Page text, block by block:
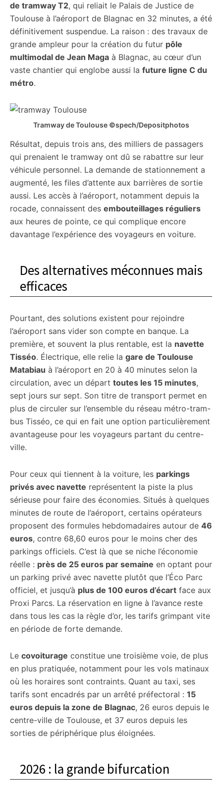
de tramway T2, qui reliait le Palais de Justice de
Toulouse à l’aéroport de Blagnac en 32 minutes, a été
définitivement suspendue. La raison : des travaux de
grande ampleur pour la création du futur pôle
multimodal de Jean Maga à Blagnac, au cœur d’un
vaste chantier qui englobe aussi la future ligne C du
métro.
Tramway de Toulouse ©spech/Depositphotos
Résultat, depuis trois ans, des milliers de passagers
qui prenaient le tramway ont dû se rabattre sur leur
véhicule personnel. La demande de stationnement a
augmenté, les files d’attente aux barrières de sortie
aussi. Les accès à l’aéroport, notamment depuis la
rocade, connaissent des embouteillages réguliers
aux heures de pointe, ce qui complique encore
davantage l’expérience des voyageurs en voiture.
Des alternatives méconnues mais
efficaces
Pourtant, des solutions existent pour rejoindre
l’aéroport sans vider son compte en banque. La
première, et souvent la plus rentable, est la navette
Tisséo. Électrique, elle relie la gare de Toulouse
Matabiau à l’aéroport en 20 à 40 minutes selon la
circulation, avec un départ toutes les 15 minutes,
sept jours sur sept. Son titre de transport permet en
plus de circuler sur l’ensemble du réseau métro-tram-
bus Tisséo, ce qui en fait une option particulièrement
avantageuse pour les voyageurs partant du centre-
ville.
Pour ceux qui tiennent à la voiture, les parkings
privés avec navette représentent la piste la plus
sérieuse pour faire des économies. Situés à quelques
minutes de route de l’aéroport, certains opérateurs
proposent des formules hebdomadaires autour de 46
euros, contre 68,60 euros pour le moins cher des
parkings officiels. C’est là que se niche l’économie
réelle : près de 25 euros par semaine en optant pour
un parking privé avec navette plutôt que l’Éco Parc
officiel, et jusqu’à plus de 100 euros d’écart face aux
Proxi Parcs. La réservation en ligne à l’avance reste
dans tous les cas la règle d’or, les tarifs grimpant vite
en période de forte demande.
Le covoiturage constitue une troisième voie, de plus
en plus pratiquée, notamment pour les vols matinaux
où les horaires sont contraints. Quant au taxi, ses
tarifs sont encadrés par un arrêté préfectoral : 15
euros depuis la zone de Blagnac, 26 euros depuis le
centre-ville de Toulouse, et 37 euros depuis les
sorties de périphérique plus éloignées.
2026 : la grande bifurcation